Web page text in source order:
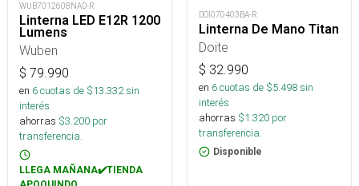
WUB7012608NAD-R
Linterna LED E12R 1200
Lumens
Wuben
$ 79.990
en 6cuotas de $13.332sin
interés
ahorras $3.200 por
transferencia.
LLEGA MAÑANA✔️TIENDA
DOI070403BA-R
Linterna De Mano Titan
Doite
$ 32.990
en 6cuotas de $5.498sin
interés
ahorras $1.320 por
transferencia.
Disponible